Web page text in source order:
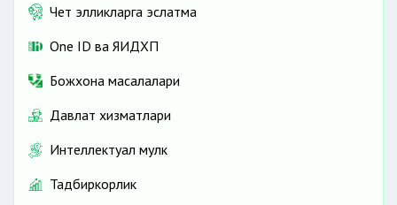
Чет элликларга эслатма
One ID ва ЯИДХП
Божхона масалалари
Давлат хизматлари
Интеллектуал мулк
Тадбиркорлик